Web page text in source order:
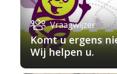
Vraagwijzer
Komt u ergens
Wij helpen u.